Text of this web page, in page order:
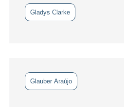
Gladys Clarke
Glauber Araújo